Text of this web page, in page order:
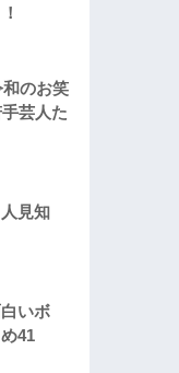
のお笑
芸人た
見知
いボ
41